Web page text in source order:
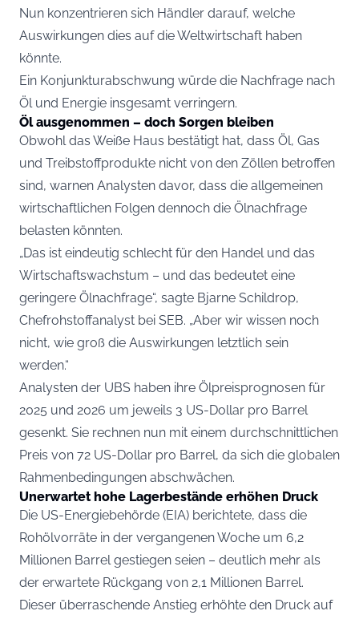
Nun konzentrieren sich Händler darauf, welche
Auswirkungen dies auf die Weltwirtschaft haben
könnte.
Ein Konjunkturabschwung würde die Nachfrage nach
Öl und Energie insgesamt verringern.
Öl ausgenommen – doch Sorgen bleiben
Obwohl das Weiße Haus bestätigt hat, dass Öl, Gas
und Treibstoffprodukte nicht von den Zöllen betroffen
sind, warnen Analysten davor, dass die allgemeinen
wirtschaftlichen Folgen dennoch die Ölnachfrage
belasten könnten.
„Das ist eindeutig schlecht für den Handel und das
Wirtschaftswachstum – und das bedeutet eine
geringere Ölnachfrage“, sagte Bjarne Schildrop,
Chefrohstoffanalyst bei SEB. „Aber wir wissen noch
nicht, wie groß die Auswirkungen letztlich sein
werden.“
Analysten der UBS haben ihre Ölpreisprognosen für
2025 und 2026 um jeweils 3 US-Dollar pro Barrel
gesenkt. Sie rechnen nun mit einem durchschnittlichen
Preis von 72 US-Dollar pro Barrel, da sich die globalen
Rahmenbedingungen abschwächen.
Unerwartet hohe Lagerbestände erhöhen Druck
Die US-Energiebehörde (EIA) berichtete, dass die
Rohölvorräte in der vergangenen Woche um 6,2
Millionen Barrel gestiegen seien – deutlich mehr als
der erwartete Rückgang von 2,1 Millionen Barrel.
Dieser überraschende Anstieg erhöhte den Druck auf